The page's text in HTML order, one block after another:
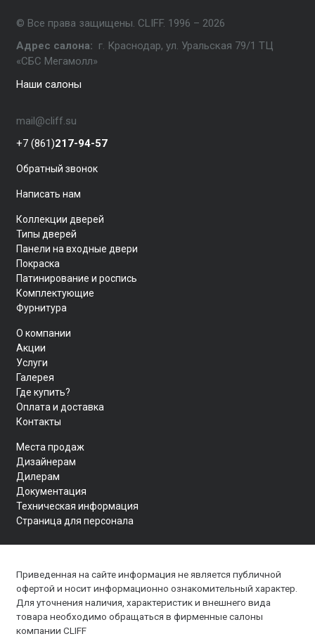
© Все права защищены. CLIFF. 1996 – 2026
Адрес салона: г. Краснодар, ул. Уральская 79/1 ТЦ
«СБС Мегамолл»
Наши салоны
mail@cliff.su
+7 (861)217-94-57
Обратный звонок
Написать нам
Коллекции дверей
Типы дверей
Панели на входные двери
Покраска
Патинирование и роспись
Комплектующие
Фурнитура
О компании
Акции
Услуги
Галерея
Где купить?
Оплата и доставка
Контакты
Места продаж
Дизайнерам
Дилерам
Документация
Техническая информация
Страница для персонала
Приведенная на сайте информация не является публичной
офертой и носит информационно ознакомительный характер.
Для уточнения наличия, характеристик и внешнего вида
товара необходимо обращаться в фирменные салоны
компании CLIFF